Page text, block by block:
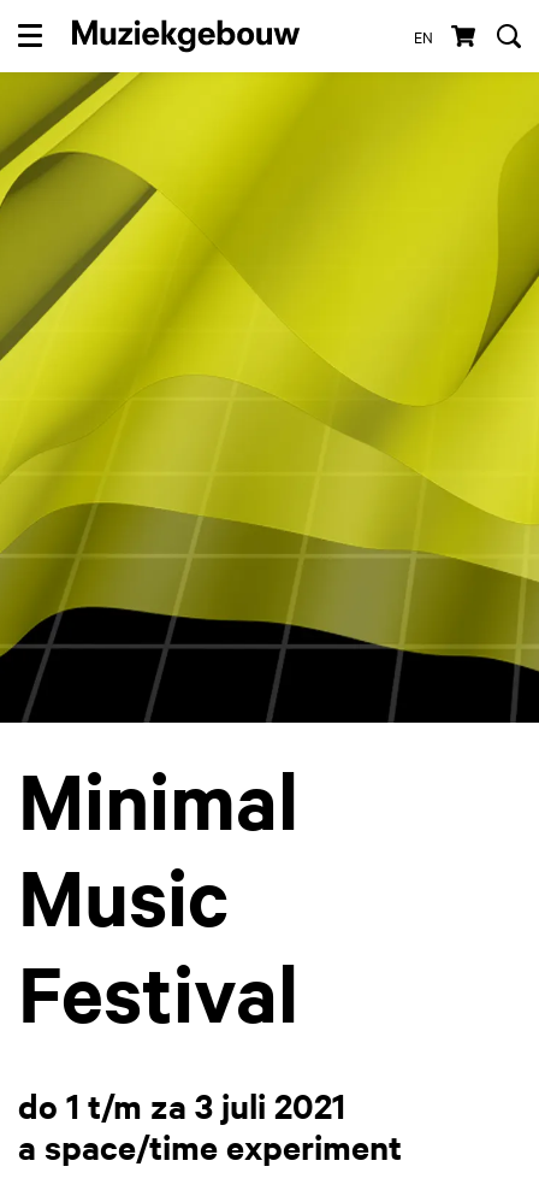
EN
Menu
Minimal
Music
Festival
do 1 t/m za 3 juli 2021
a space/time experiment